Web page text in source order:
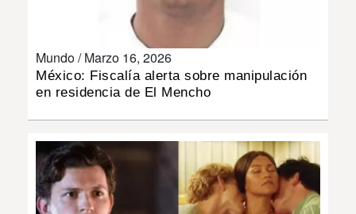
DEPORTES
INSÓLITAS
MULTIMEDIA
Mundo /Marzo 16, 2026
México: Fiscalía alerta sobre manipulación
en residencia de El Mencho